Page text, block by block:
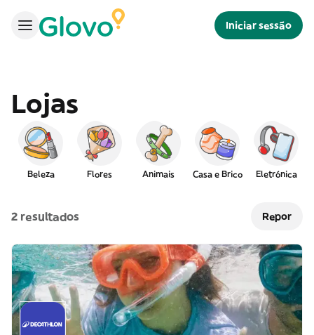
Iniciar sessão
Lojas
Beleza Flores Animais Casa e Brico Eletrónica
2 resultados Repor